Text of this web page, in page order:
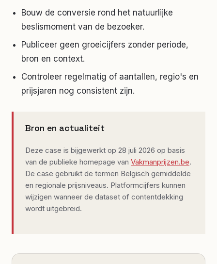
Bouw de conversie rond het natuurlijke
beslismoment van de bezoeker.
Publiceer geen groeicijfers zonder periode,
bron en context.
Controleer regelmatig of aantallen, regio's en
prijsjaren nog consistent zijn.
Bron en actualiteit
Deze case is bijgewerkt op 28 juli 2026 op basis
van de publieke homepage van Vakmanprijzen.be.
De case gebruikt de termen Belgisch gemiddelde
en regionale prijsniveaus. Platformcijfers kunnen
wijzigen wanneer de dataset of contentdekking
wordt uitgebreid.